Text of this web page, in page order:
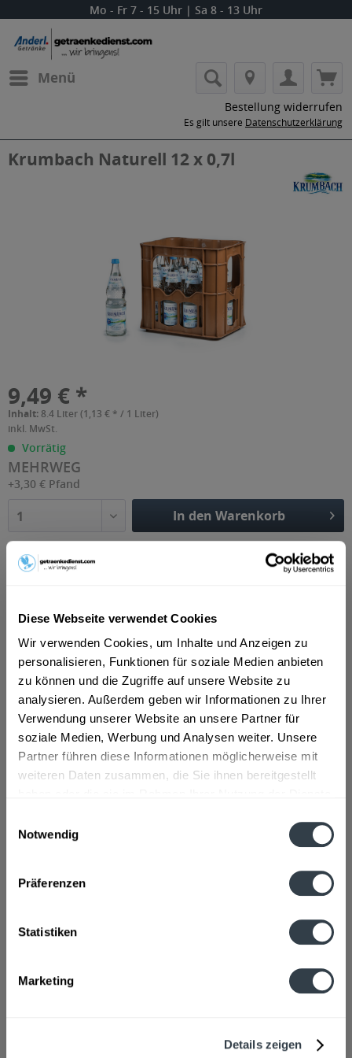
Diese Webseite verwendet Cookies
Wir verwenden Cookies, um Inhalte und Anzeigen zu
personalisieren, Funktionen für soziale Medien anbieten
zu können und die Zugriffe auf unsere Website zu
analysieren. Außerdem geben wir Informationen zu Ihrer
Verwendung unserer Website an unsere Partner für
soziale Medien, Werbung und Analysen weiter. Unsere
Partner führen diese Informationen möglicherweise mit
weiteren Daten zusammen, die Sie ihnen bereitgestellt
Notwendig
Präferenzen
Statistiken
Marketing
Details zeigen
Mo - Fr 7 - 15 Uhr | Sa 8 - 13 Uhr
Menü
Bestellung widerrufen
Es gilt unsere Datenschutzerklärung
Krumbach Naturell 12 x 0,7l
9,49 € *
Inhalt:8.4 Liter (1,13 € * / 1 Liter)
inkl. MwSt.
Vorrätig
MEHRWEG
+3,30 € Pfand
1 In den Warenkorb
Artikel-Nr.:
Krumbach Naturell ist ein natürliches Mineralwasser ohne
Kohlensäure. Ideal für alle, die ein...mehr
Zutaten und Allergene
Natürliches Mineralwasser mehr
Lebensmittelunternehmer
Kunden kauften auch
Kunden haben sich ebenfalls angesehen
Zuletzt angesehen